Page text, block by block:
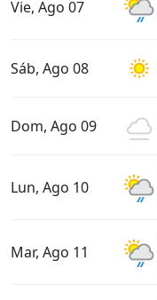
Vie, Ago 07
Sáb, Ago 08
Dom, Ago 09
Lun, Ago 10
Mar, Ago 11